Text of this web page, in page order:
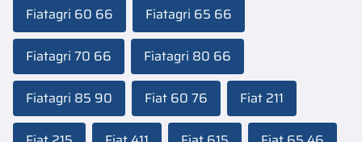
Fiatagri 60 66 Fiatagri 65 66
Fiatagri 70 66 Fiatagri 80 66
Fiatagri 85 90 Fiat 60 76 Fiat 211